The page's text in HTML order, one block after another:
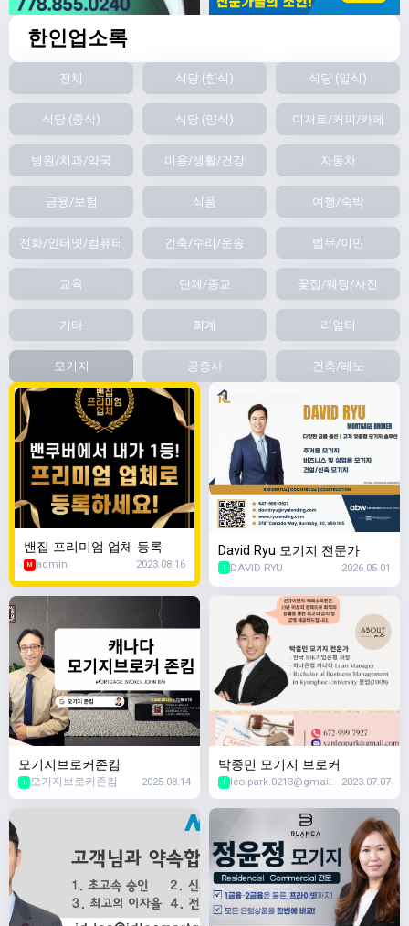
한인업소록
전체 식당 (한식) 식당 (일식)
식당 (중식) 식당 (양식) 디저트/커피/카페
병원/치과/약국 미용/생활/건강 자동차
금융/보험 식품 여행/숙박
전화/인터넷/컴퓨터 건축/수리/운송 법무/이민
교육 단체/종교 꽃집/웨딩/사진
기타 회계 리얼터
모기지 공증사 건축/레노
밴집 프리미엄 업체 등록
M admin 2023.08.16
David Ryu 모기지 전문가
1 DAVID RYU 2026.05.01
모기지브로커존킴
1 모기지브로커존킴 2025.08.14
박종민 모기지 브로커
1 leo.park.0213@gmail. 2023.07.07